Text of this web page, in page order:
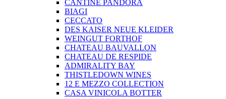
CANTINE PANDORA
BIAGI
CECCATO
DES KAISER NEUE KLEIDER
WEINGUT FORTHOF
CHATEAU BAUVALLON
CHATEAU DE RESPIDE
ADMIRALITY BAY
THISTLEDOWN WINES
12 E MEZZO COLLECTION
CASA VINICOLA BOTTER